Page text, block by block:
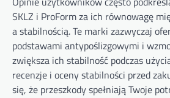
SKLZ i ProForm za ich równowagę
a stabilnością. Te marki zazwyczaj
podstawami antypoślizgowymi i
zwiększa ich stabilność podczas
recenzje i oceny stabilności przed
się, że przeszkody spełniają Twoje